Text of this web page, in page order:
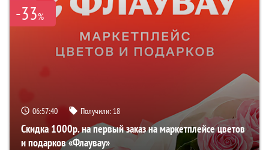
-33%
06:57:39 Получили: 18
Скидка 1000р. на первый заказ на маркетплейсе цветов
и подарков «Флаувау»